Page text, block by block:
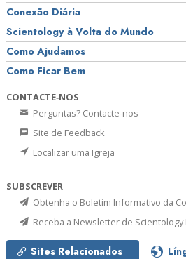
Conexão Diária
Scientology à Volta do Mundo
Como Ajudamos
Como Ficar Bem
CONTACTE‑NOS
Perguntas? Contacte‑nos
Site de Feedback
Localizar uma Igreja
SUBSCREVER
Obtenha o Boletim Informativo da
Receba a Newsletter de Scientology
Sites Relacionados